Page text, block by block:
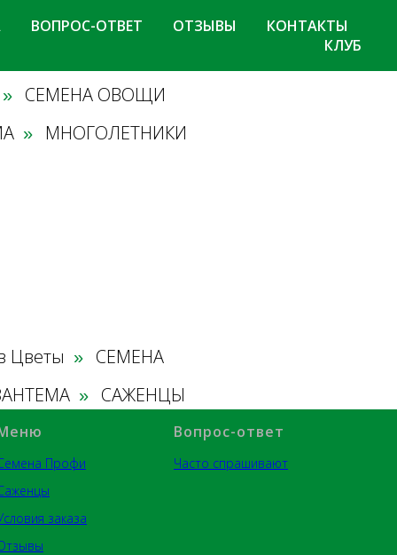
ВОПРОС-ОТВЕТ ОТЗЫВЫ
КОНТАКТЫ
КЛУБ
»
СЕМЕНА ОВОЩИ
» МНОГОЛЕТНИКИ
Цветы »
СЕМЕНА
» САЖЕНЦЫ
Профи
заказа
Вопрос-ответ
Часто спрашивают